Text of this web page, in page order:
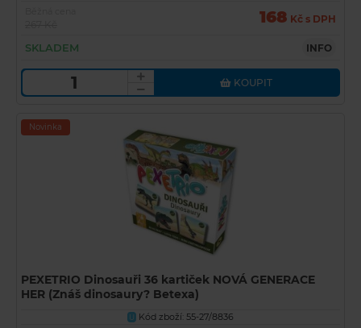
168 Kč s DPH
SKLADEM INFO
KOUPIT
Novinka
PEXETRIO Dinosauři 36 kartiček NOVÁ GENERACE
HER (Znáš dinosaury? Betexa)
U
Kód zboží: 55-27/8836